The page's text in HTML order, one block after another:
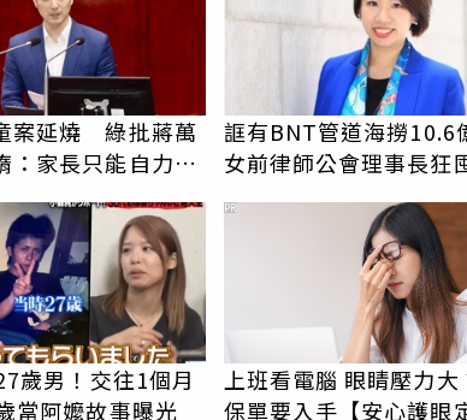
案延燒 綠批蔣萬
：家長只能自力救
誆有BNT管道海撈10.6
女前律師公會理事長狂
歲男！交往1個月
阿嬤故事曝光
上班看電腦 眼睛壓力大
保單要入手【安心護眼
PR